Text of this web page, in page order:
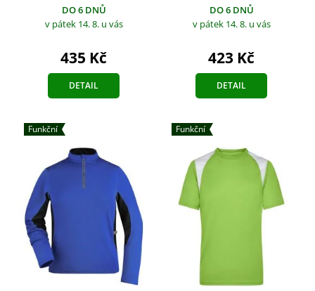
DO 6 DNŮ
v pátek 14. 8. u vás
435 Kč
DETAIL
DO 6 DNŮ
v pátek 14. 8. u vás
423 Kč
DETAIL
Funkční Funkční